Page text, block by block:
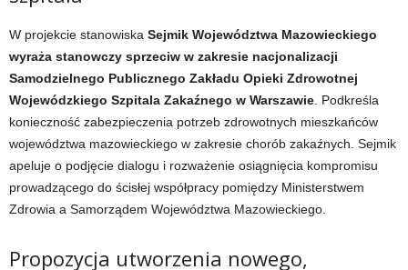
W projekcie stanowiska Sejmik Województwa Mazowieckiego
wyraża stanowczy sprzeciw w zakresie nacjonalizacji
Samodzielnego Publicznego Zakładu Opieki Zdrowotnej
Wojewódzkiego Szpitala Zakaźnego w Warszawie . Podkreśla
konieczność zabezpieczenia potrzeb zdrowotnych mieszkańców
województwa mazowieckiego w zakresie chorób zakaźnych. Sejmik
apeluje o podjęcie dialogu i rozważenie osiągnięcia kompromisu
prowadzącego do ścisłej współpracy pomiędzy Ministerstwem
Zdrowia a Samorządem Województwa Mazowieckiego.
Propozycja utworzenia nowego,